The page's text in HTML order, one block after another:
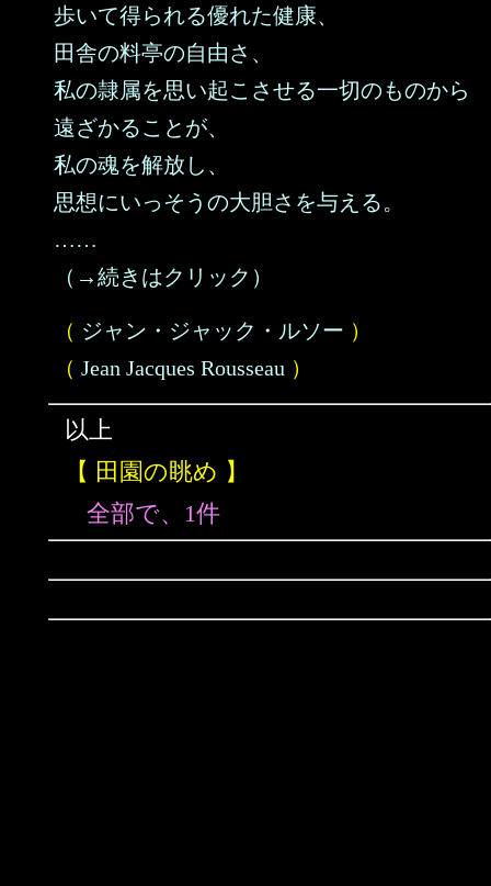
歩いて得られる優れた健康、
田舎の料亭の自由さ、
私の隷属を思い起こさせる一切のものから
遠ざかることが、
私の魂を解放し、
思想にいっそうの大胆さを与える。
……
（→続きはクリック）
（ ジャン・ジャック・ルソー ）
（ Jean Jacques Rousseau ）
以上
【 田園の眺め 】
全部で、1件